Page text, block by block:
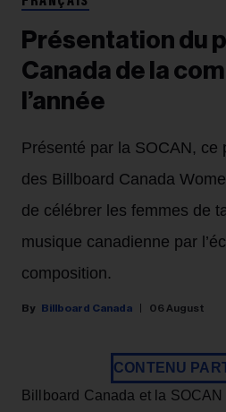
Présentation du
Canada de la
l’année
Présenté par la SOCAN, ce
des Billboard Canada
de célébrer les femmes de
musique canadienne par
composition.
Billboard Canada 06 August
CONTENU
Billboard Canada et la